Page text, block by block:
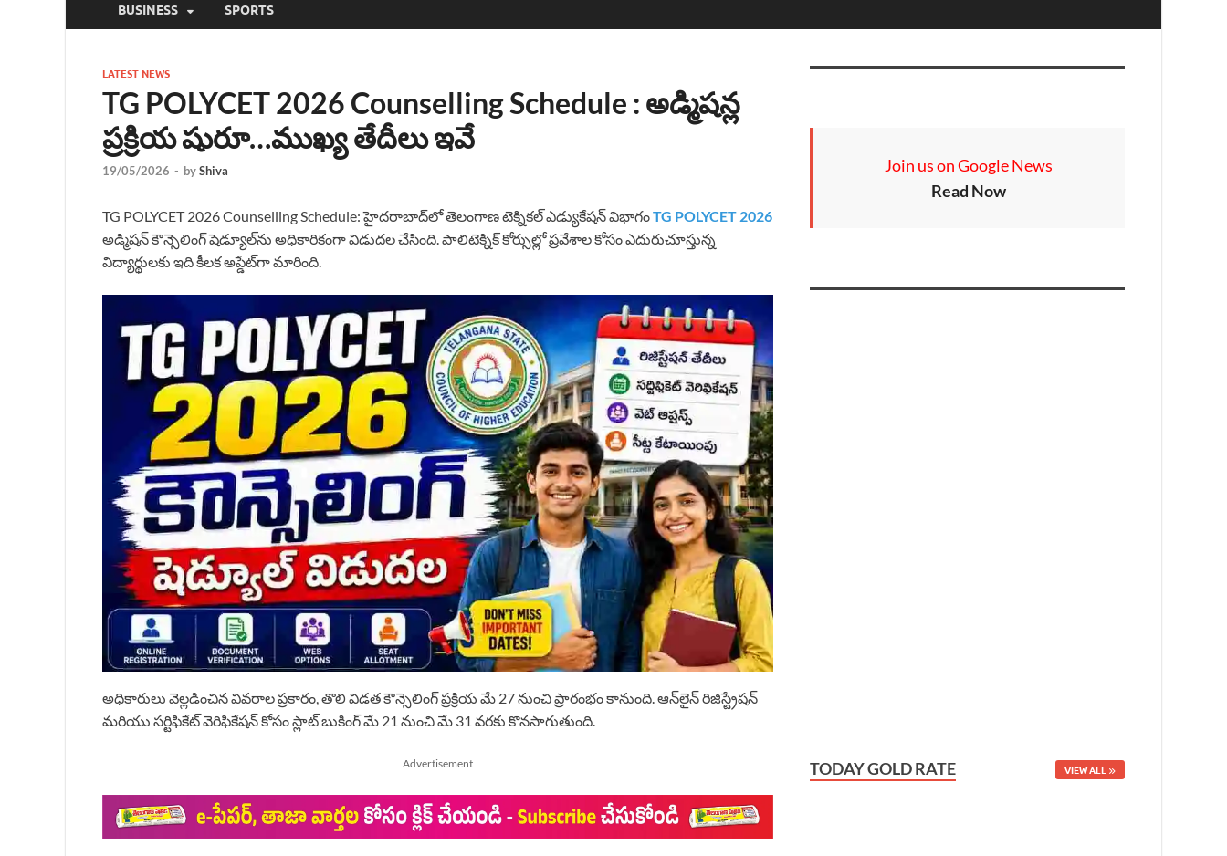
BUSINESS SPORTS
LATEST NEWS
TG POLYCET 2026 Counselling Schedule : అడ్మిషన్ల
ప్రక్రియ షురూ…ముఖ్య తేదీలు ఇవే
19/05/2026 - byShiva
TG POLYCET 2026 Counselling Schedule: హైదరాబాద్‌లో తెలంగాణ టెక్నికల్ ఎడ్యుకేషన్ విభాగంTG POLYCET 2026
అడ్మిషన్ కౌన్సెలింగ్ షెడ్యూల్‌ను అధికారికంగా విడుదల చేసింది. పాలిటెక్నిక్ కోర్సుల్లో ప్రవేశాల కోసం ఎదురుచూస్తున్న
విద్యార్థులకు ఇది కీలక అప్డేట్‌గా మారింది.
అధికారులు వెల్లడించిన వివరాల ప్రకారం, తొలి విడత కౌన్సెలింగ్ ప్రక్రియ మే 27 నుంచి ప్రారంభం కానుంది. ఆన్‌లైన్ రిజిస్ట్రేషన్
మరియు సర్టిఫికేట్ వెరిఫికేషన్ కోసం స్లాట్ బుకింగ్ మే 21 నుంచి మే 31 వరకు కొనసాగుతుంది.
Advertisement
Join us on Google News
Read Now
TODAY GOLD RATE VIEW ALL